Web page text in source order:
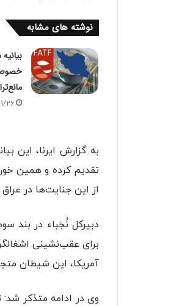
نوشته های مشابه
26
به گزارش ایرنا، این
تقدیم کرده و همین
از این جنایت‌ها در
دبیرکل نُجَباء در بند
برای عقب‌نشینی
آمریکا، این شیطان
وی در ادامه متذکر شد: